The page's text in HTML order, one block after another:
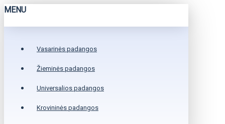
MENU
Vasarinės padangos
Žieminės padangos
Universalios padangos
Krovininės padangos